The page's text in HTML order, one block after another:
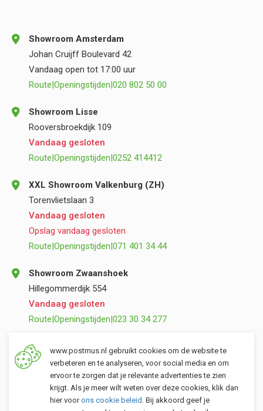
Showroom Amsterdam
Johan Cruijff Boulevard 42
Vandaag open tot 17:00 uur
Route Openingstijden 020 802 50 00
Showroom Lisse
Rooversbroekdijk 109
Vandaag gesloten
Route Openingstijden 0252 414412
XXL Showroom Valkenburg (ZH)
Torenvlietslaan 3
Vandaag gesloten
Opslag vandaag gesloten
Route Openingstijden 071 401 34 44
Showroom Zwaanshoek
Hillegommerdijk 554
Vandaag gesloten
Route Openingstijden 023 30 34 277
Opslag Valkenburg (ZH)
Torenvlietslaan 3
Vandaag gesloten
Route|Openingstijden |071 401 34 44
www.postmus.nl gebruikt cookies om de website te
verbeteren en te analyseren, voor social media en om
ervoor te zorgen dat je relevante advertenties te zien
krijgt. Als je meer wilt weten over deze cookies, klik dan
hier voorons cookie beleid . Bij akkoord geef je